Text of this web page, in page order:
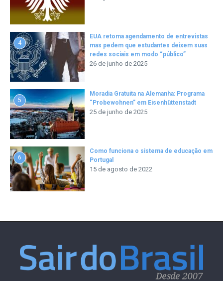
4
EUA retoma agendamento de entrevistas
mas pedem que estudantes deixem suas
redes sociais em modo “público”
26 de junho de 2025
5
Moradia Gratuita na Alemanha: Programa
“Probewohnen” em Eisenhüttenstadt
25 de junho de 2025
6
Como funciona o sistema de educação em
Portugal
15 de agosto de 2022